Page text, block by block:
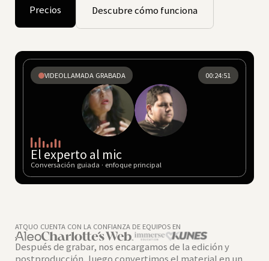
Precios Descubre cómo funciona
VIDEOLLAMADA GRABADA 00:24:51
El experto al mic
Conversación guiada · enfoque principal
Después de grabar, nos encargamos de la edición y
ATQUO CUENTA CON LA CONFIANZA DE EQUIPOS EN